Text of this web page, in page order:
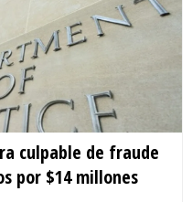
culpable de fraude
por $14 millones